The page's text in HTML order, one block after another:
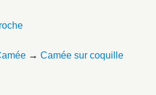
→ Camée sur coquille